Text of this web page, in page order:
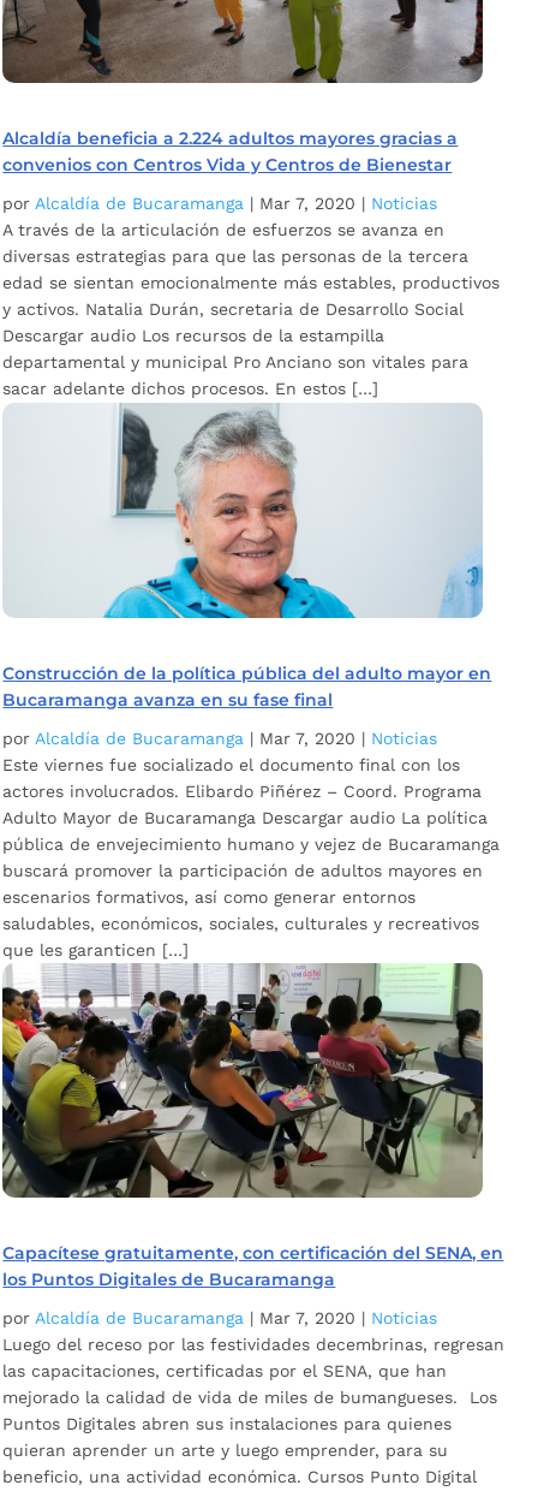
Alcaldía beneficia a 2.224 adultos mayores gracias a
convenios con Centros Vida y Centros de Bienestar
porAlcaldía de Bucaramanga | Mar 7, 2020 | Noticias
A través de la articulación de esfuerzos se avanza en
diversas estrategias para que las personas de la tercera
edad se sientan emocionalmente más estables, productivos
y activos. Natalia Durán, secretaria de Desarrollo Social
Descargar audio Los recursos de la estampilla
departamental y municipal Pro Anciano son vitales para
sacar adelante dichos procesos. En estos […]
Construcción de la política pública del adulto mayor en
Bucaramanga avanza en su fase final
por Alcaldía de Bucaramanga | Mar 7, 2020 | Noticias
Este viernes fue socializado el documento final con los
actores involucrados. Elibardo Piñérez – Coord. Programa
Adulto Mayor de Bucaramanga Descargar audio La política
pública de envejecimiento humano y vejez de Bucaramanga
buscará promover la participación de adultos mayores en
escenarios formativos, así como generar entornos
saludables, económicos, sociales, culturales y recreativos
que les garanticen […]
Capacítese gratuitamente, con certificación del SENA, en
los Puntos Digitales de Bucaramanga
por Alcaldía de Bucaramanga | Mar 7, 2020 | Noticias
Luego del receso por las festividades decembrinas, regresan
las capacitaciones, certificadas por el SENA, que han
mejorado la calidad de vida de miles de bumangueses. Los
Puntos Digitales abren sus instalaciones para quienes
quieran aprender un arte y luego emprender, para su
beneficio, una actividad económica. Cursos Punto Digital